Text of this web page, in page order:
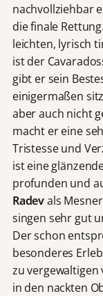
nachvollziehbar
die finale
leichten, lyrisch
ist der
gibt er sein
einigermaßen
aber auch nicht
macht er eine
Tristesse und
ist eine
profunden und
Radevals
singen sehr gut
Der schon
besonderes
zu
in den nackten